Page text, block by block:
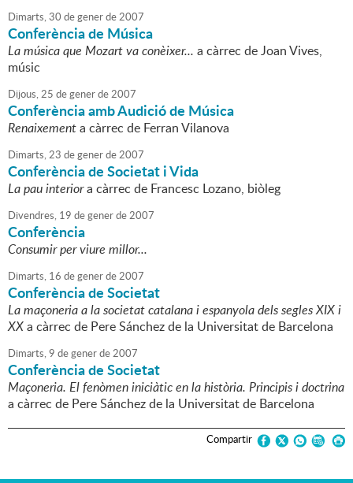
Dimarts,30 degenerde2007
Conferència de Música
La música que Mozart va conèixer... a càrrec de Joan Vives,
músic
Dijous,25 degenerde2007
Conferència amb Audició de Música
Renaixementa càrrec de Ferran Vilanova
Dimarts,23 degenerde2007
Conferència de Societat i Vida
La pau interiora càrrec de Francesc Lozano, biòleg
Divendres, 19 degenerde2007
Conferència
Consumir per viure millor...
Dimarts, 16 degenerde2007
Conferència de Societat
La maçoneria a la societat catalana i espanyola dels segles XIX i
XXa càrrec de Pere Sánchez de la Universitat de Barcelona
Dimarts,9 degenerde2007
Conferència de Societat
Maçoneria. El fenòmen iniciàtic en la història. Principis i doctrina
a càrrec de Pere Sánchez de la Universitat de Barcelona
Compartir